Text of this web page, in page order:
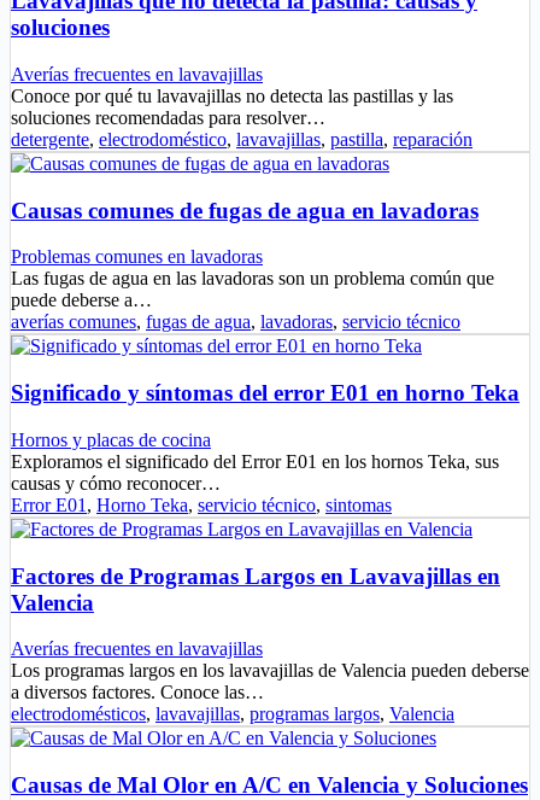
soluciones
Averías frecuentes en lavavajillas
Conoce por qué tu lavavajillas no detecta las pastillas y las
soluciones recomendadas para resolver…
detergente, electrodoméstico, lavavajillas, pastilla, reparación
Causas comunes de fugas de agua en lavadoras
Problemas comunes en lavadoras
Las fugas de agua en las lavadoras son un problema común que
puede deberse a…
averías comunes, fugas de agua, lavadoras, servicio técnico
Significado y síntomas del error E01 en horno Teka
Hornos y placas de cocina
Exploramos el significado del Error E01 en los hornos Teka, sus
causas y cómo reconocer…
Error E01 , Horno Teka, servicio técnico, sintomas
Factores de Programas Largos en Lavavajillas en
Valencia
Averías frecuentes en lavavajillas
Los programas largos en los lavavajillas de Valencia pueden deberse
a diversos factores. Conoce las…
electrodomésticos, lavavajillas, programas largos, Valencia
Causas de Mal Olor en A/C en Valencia y Soluciones